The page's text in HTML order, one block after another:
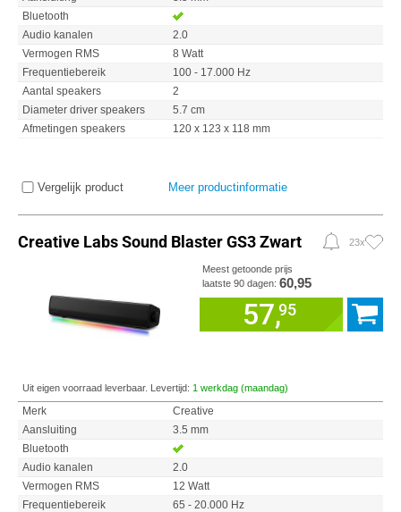
Bluetooth
Audio kanalen
2.0
Vermogen RMS
8 Watt
Frequentiebereik
100 - 17.000 Hz
Aantal speakers
2
Diameter driver speakers
5.7 cm
Afmetingen speakers
120 x 123 x 118 mm
Vergelijk product Meer productinformatie
Creative Labs Sound Blaster GS3 Zwart 23x
Meest getoonde prijs
laatste 90 dagen: 60,95
57,95
Uit eigen voorraad leverbaar. Levertijd: 1 werkdag (maandag)
Merk
Creative
Aansluiting
3.5 mm
Bluetooth
Audio kanalen
2.0
Vermogen RMS
12 Watt
Frequentiebereik
65 - 20.000 Hz